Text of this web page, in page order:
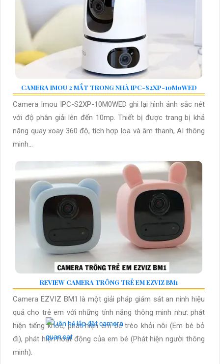
CAMERA IMOU 2 MẮT TRONG NHÀ IPC-S2XP-10M0WED
Camera Imou IPC-S2XP-10M0WED ghi lại hình ảnh sắc nét
với độ phân giải lên đến 10mp. Thiết bị được trang bị khả
năng quay xoay 360 độ, tích hợp loa và âm thanh, AI thông
minh...
REVIEW CAMERA TRÔNG TRẺ EM EZVIZ BM1
Camera EZVIZ BM1 là một giải pháp giám sát an ninh hiệu
quả cho trẻ em với những tính năng thông minh như: phát
hiện tiếng khóc, phát hiện em bé trèo khỏi nôi (Em bé bỏ
đi), phát hiện hoạt động của em bé (Phát hiện người thông
minh).